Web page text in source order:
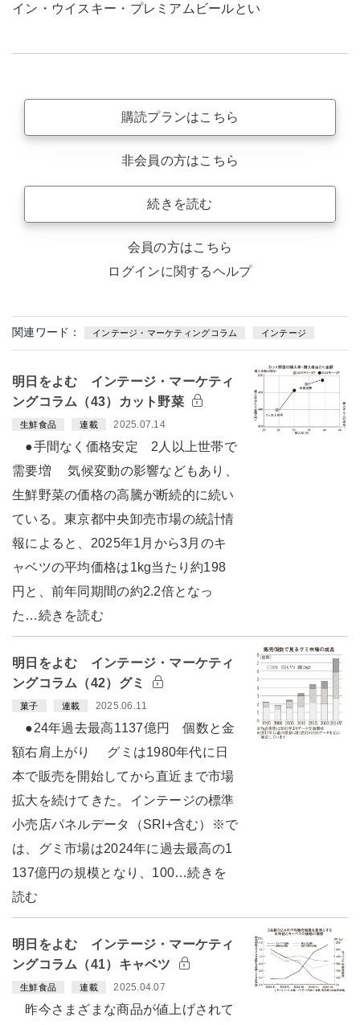
イン・ウイスキー・プレミアムビールとい
購読プランはこちら
非会員の方はこちら
続きを読む
会員の方はこちら
ログインに関するヘルプ
関連ワード： インテージ・マーケティングコラム インテージ
明日をよむ インテージ・マーケティ
ングコラム（43）カット野菜
生鮮食品 連載 2025.07.14
●手間なく価格安定 2人以上世帯で
需要増 気候変動の影響などもあり、
生鮮野菜の価格の高騰が断続的に続い
ている。東京都中央卸売市場の統計情
報によると、2025年1月から3月のキ
ャベツの平均価格は1kg当たり約198
円と、前年同期間の約2.2倍となっ
た…続きを読む
明日をよむ インテージ・マーケティ
ングコラム（42）グミ
菓子 連載 2025.06.11
●24年過去最高1137億円 個数と金
額右肩上がり グミは1980年代に日
本で販売を開始してから直近まで市場
拡大を続けてきた。インテージの標準
小売店パネルデータ（SRI+含む）※で
は、グミ市場は2024年に過去最高の1
137億円の規模となり、100…続きを
読む
明日をよむ インテージ・マーケティ
ングコラム（41）キャベツ
生鮮食品 連載 2025.04.07
昨今さまざまな商品が値上げされて